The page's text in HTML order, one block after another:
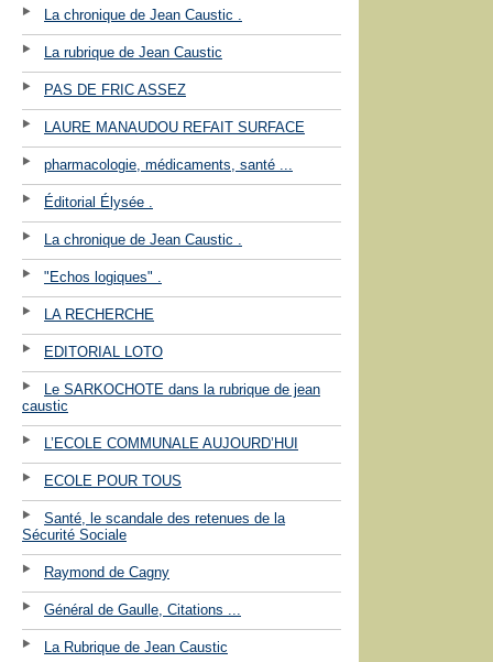
La chronique de Jean Caustic .
La rubrique de Jean Caustic
PAS DE FRIC ASSEZ
LAURE MANAUDOU REFAIT SURFACE
pharmacologie, médicaments, santé ...
Éditorial Élysée .
La chronique de Jean Caustic .
"Echos logiques" .
LA RECHERCHE
EDITORIAL LOTO
Le SARKOCHOTE dans la rubrique de jean
caustic
L’ECOLE COMMUNALE AUJOURD’HUI
ECOLE POUR TOUS
Santé, le scandale des retenues de la
Sécurité Sociale
Raymond de Cagny
Général de Gaulle, Citations ...
La Rubrique de Jean Caustic